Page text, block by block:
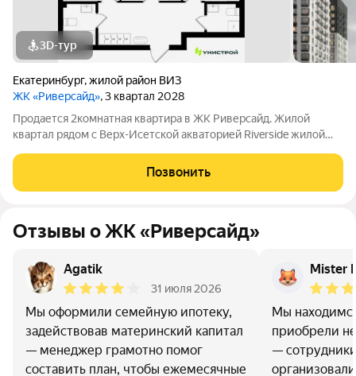
3D-тур
Екатеринбург,жилой район ВИЗ
ЖК «Риверсайд», 3 квартал 2028
Продается 2комнатная квартира в ЖК Риверсайд. Жилой
квартал рядом с Верх-Исетской акваторией Riverside жилой
улицами Татищева и Крауля. ВИЗ один из самых
перспективных и наиболее востребованных
Позвонить
Отзывы о ЖК «Риверсайд»
Agatik
31 июля 2026
Мы оформили семейную ипотеку,
задействовав материнский капитал
— менеджер грамотно помог
составить план, чтобы ежемесячные
Mister
Мы
приобрели
—